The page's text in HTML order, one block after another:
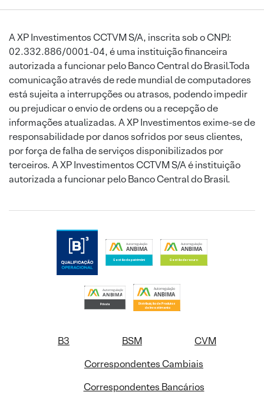
A XP Investimentos CCTVM S/A, inscrita sob o CNPJ:
02.332.886/0001-04, é uma instituição financeira
autorizada a funcionar pelo Banco Central do Brasil.Toda
comunicação através de rede mundial de computadores
está sujeita a interrupções ou atrasos, podendo impedir
ou prejudicar o envio de ordens ou a recepção de
informações atualizadas. A XP Investimentos exime-se de
responsabilidade por danos sofridos por seus clientes,
por força de falha de serviços disponibilizados por
terceiros. A XP Investimentos CCTVM S/A é instituição
autorizada a funcionar pelo Banco Central do Brasil.
B3 BSM
CVM
Correspondentes Cambiais
Correspondentes Bancários